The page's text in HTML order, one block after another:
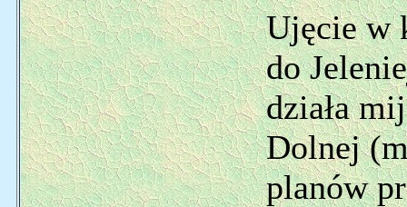
Ujęcie w
do
działa
Dolnej
planów